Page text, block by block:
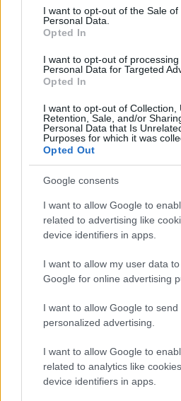
consent section.
I want to opt-out of the Sale of
Personal Data.
Opted In
I want to opt-out of processing
Personal Data for Targeted
Opted In
I want to opt-out of Collection,
Retention, Sale, and/or
Personal Data that Is
Purposes for which it was
Opted Out
Google consents
I want to allow Google to
related to advertising like
device identifiers in apps.
I want to allow my user data
Google for online advertising
I want to allow Google to send
personalized advertising.
I want to allow Google to
related to analytics like
device identifiers in apps.
Gigi Dall'Igna
Honda Japán Nagydíj